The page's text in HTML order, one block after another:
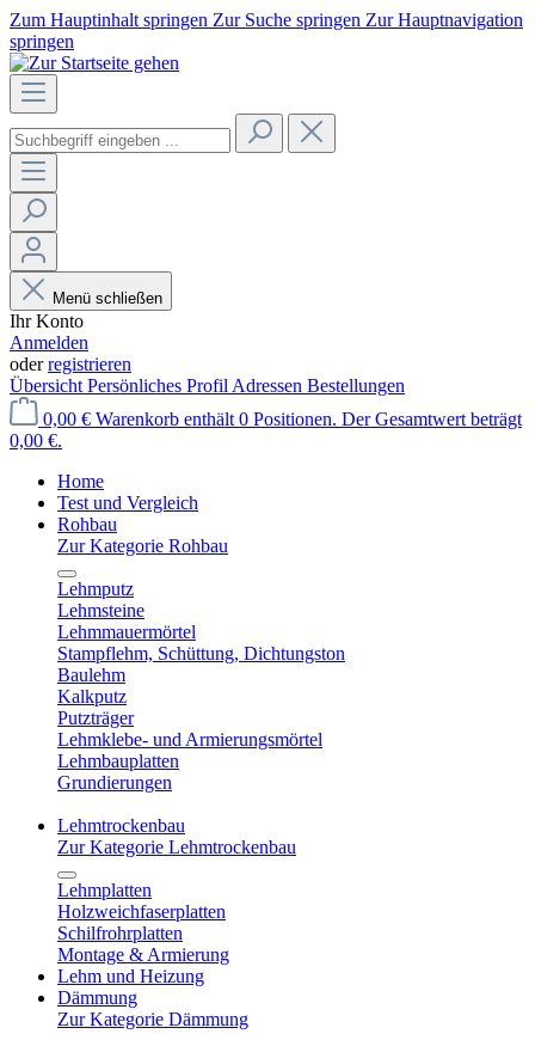
Zum Hauptinhalt springen Zur Suche springen Zur Hauptnavigation
springen
Menü schließen
Ihr Konto
Anmelden
oderregistrieren
Übersicht Persönliches Profil Adressen Bestellungen
0,00 € Warenkorb enthält 0 Positionen. Der Gesamtwert beträgt
0,00 €.
Home
Test und Vergleich
Rohbau
Zur Kategorie Rohbau
Lehmputz
Lehmsteine
Lehmmauermörtel
Stampflehm, Schüttung, Dichtungston
Baulehm
Kalkputz
Putzträger
Lehmklebe- und Armierungsmörtel
Lehmbauplatten
Grundierungen
Lehmtrockenbau
Zur Kategorie Lehmtrockenbau
Lehmplatten
Holzweichfaserplatten
Schilfrohrplatten
Montage & Armierung
Lehm und Heizung
Dämmung
Zur Kategorie Dämmung